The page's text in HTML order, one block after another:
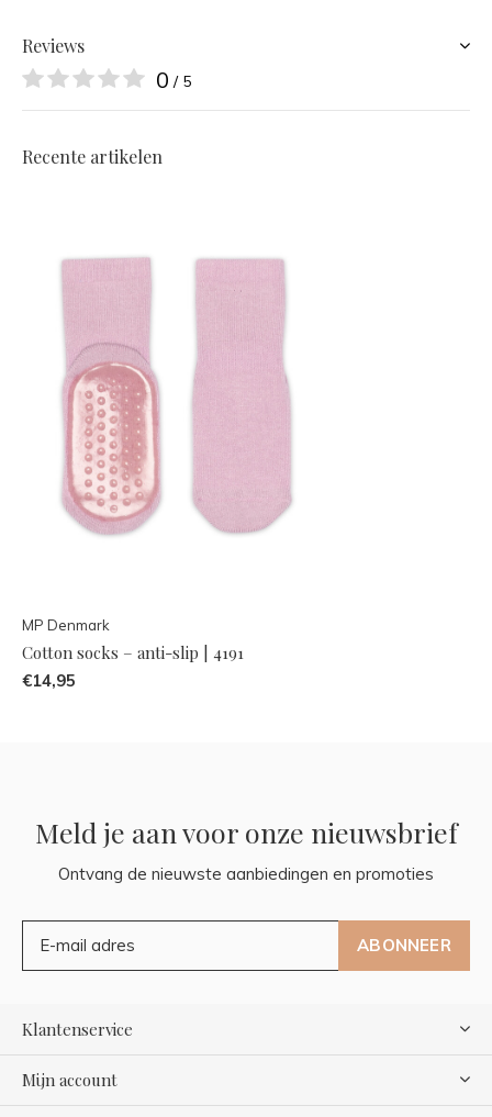
Reviews
0 / 5
Recente artikelen
MP Denmark
Cotton socks – anti-slip | 4191
€14,95
Meld je aan voor onze nieuwsbrief
Ontvang de nieuwste aanbiedingen en promoties
ABONNEER
Klantenservice
Mijn account